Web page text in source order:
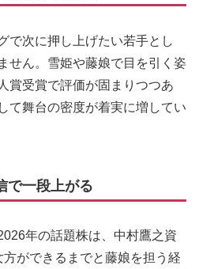
で次に押し上げたい若手とし
せん。雪姫や藤娘で目を引く姿
賞受賞で評価が固まりつつあ
て舞台の密度が着実に増してい
で一段上がる
年の話題株は、中村鷹之資
ができるまでと藤娘を担う経